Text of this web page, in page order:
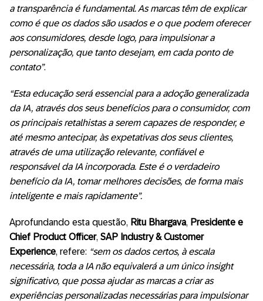
a transparência é fundamental. As marcas têm de explicar
como é que os dados são usados e o que podem oferecer
aos consumidores, desde logo, para impulsionar a
personalização, que tanto desejam, em cada ponto de
contato”.
“Esta educação será essencial para a adoção generalizada
da IA, através dos seus benefícios para o consumidor, com
os principais retalhistas a serem capazes de responder, e
até mesmo antecipar, às expetativas dos seus clientes,
através de uma utilização relevante, confiável e
responsável da IA incorporada. Este é o verdadeiro
benefício da IA, tomar melhores decisões, de forma mais
inteligente e mais rapidamente”.
Aprofundando esta questão, Ritu Bhargava, Presidente e
Chief Product Officer, SAP Industry & Customer
Experience, refere: “sem os dados certos, à escala
necessária, toda a IA não equivalerá a um único insight
significativo, que possa ajudar as marcas a criar as
experiências personalizadas necessárias para impulsionar